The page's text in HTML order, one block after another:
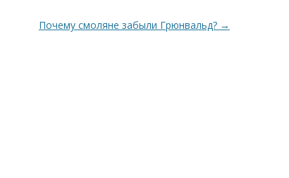
Почему смоляне забыли Грюнвальд? →